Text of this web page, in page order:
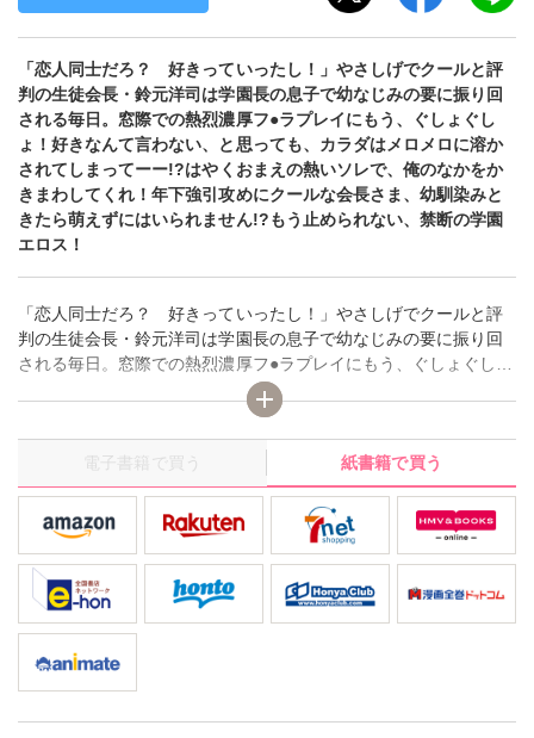
「恋人同士だろ？ 好きっていったし！」やさしげでクールと評
判の生徒会長・鈴元洋司は学園長の息子で幼なじみの要に振り回
される毎日。窓際での熱烈濃厚フ●ラプレイにもう、ぐしょぐし
ょ！好きなんて言わない、と思っても、カラダはメロメロに溶か
されてしまってーー!?はやくおまえの熱いソレで、俺のなかをか
きまわしてくれ！年下強引攻めにクールな会長さま、幼馴染みと
きたら萌えずにはいられません!?もう止められない、禁断の学園
エロス！
「恋人同士だろ？ 好きっていったし！」やさしげでクールと評
判の生徒会長・鈴元洋司は学園長の息子で幼なじみの要に振り回
される毎日。窓際での熱烈濃厚フ●ラプレイにもう、ぐしょぐし
ょ！好きなんて言わない、と思っても、カラダはメロメロに溶か
されてしまってーー!?はやくおまえの熱いソレで、俺のなかをか
きまわしてくれ！年下強引攻めにクールな会長さま、幼馴染みと
きたら萌えずにはいられません!?もう止められない、禁断の学園
エロス！
電子書籍で買う 紙書籍で買う